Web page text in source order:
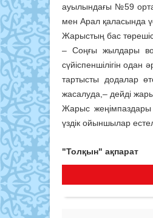
ауылындағы №59 орта
мен Арал қаласында
Жарыстың бас
– Соңғы жылдары
сүйіспеншілігін одан
тартысты додалар
жасалуда,– дейді
Жарыс
үздік ойыншылар
"Толқын" ақпарат